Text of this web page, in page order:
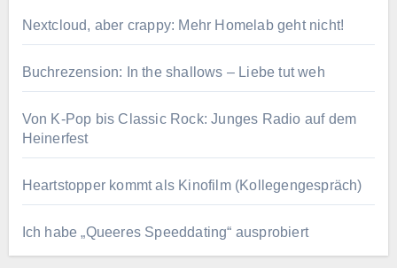
Nextcloud, aber crappy: Mehr Homelab geht nicht!
Buchrezension: In the shallows – Liebe tut weh
Von K-Pop bis Classic Rock: Junges Radio auf dem
Heinerfest
Heartstopper kommt als Kinofilm (Kollegengespräch)
Ich habe „Queeres Speeddating“ ausprobiert